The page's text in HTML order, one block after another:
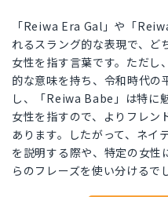
「Reiwa Era Gal」や「
れるスラング的な表現で、ど
女性を指す言葉です。ただ
的な意味を持ち、令和時代の
し、「Reiwa Babe」は特に
女性を指すので、よりフレン
あります。したがって、ネイ
を説明する際や、特定の女
らのフレーズを使い分けるで